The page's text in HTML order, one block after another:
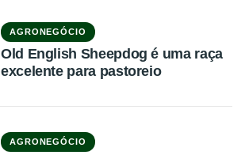
AGRONEGÓCIO
Old English Sheepdog é uma raça
excelente para pastoreio
AGRONEGÓCIO